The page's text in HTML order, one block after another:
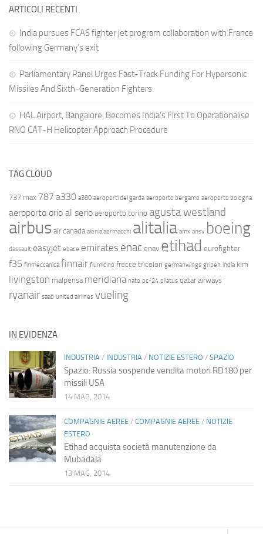
ARTICOLI RECENTI
India pursues FCAS fighter jet program collaboration with France
following Germany’s exit
Parliamentary Panel Urges Fast-Track Funding For Hypersonic
Missiles And Sixth-Generation Fighters
HAL Airport, Bangalore, Becomes India’s First To Operationalise
RNO CAT-H Helicopter Approach Procedure
TAG CLOUD
737 max 787 a330 a380 aeroporti del garda aeroporto bergamo aeroporto bologna
aeroporto orio al serio aeroporto torino agusta westland
airbus air canada alenia aermacchi alitalia amx ansv boeing
dassault easyjet ebace emirates enac enav etihad eurofighter
f35 finmeccanica finnair fiumicino frecce tricolori germanwings gripen india klm
livingston malpensa meridiana nato pc-24 pilatus qatar airways
ryanair saab united airlines vueling
IN EVIDENZA
INDUSTRIA / INDUSTRIA / NOTIZIE ESTERO / SPAZIO
Spazio: Russia sospende vendita motori RD180 per
missili USA
14 MAG, 2014
COMPAGNIE AEREE / COMPAGNIE AEREE / NOTIZIE
ESTERO
Etihad acquista società manutenzione da
Mubadala
13 MAG, 2014